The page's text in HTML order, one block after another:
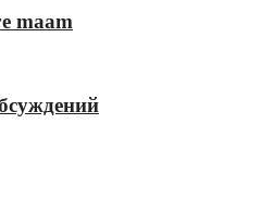
maam